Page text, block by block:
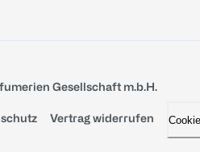
Gesellschaft m.b.H.
Vertrag widerrufen